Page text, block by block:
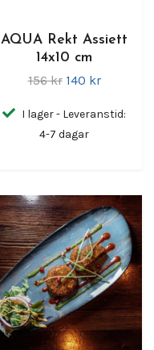
AQUA Rekt Assiett
14x10 cm
156 kr 140 kr
I lager - Leveranstid:
4-7 dagar